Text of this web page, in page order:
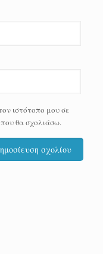
ιστότοπο μου σε
θα σχολιάσω.